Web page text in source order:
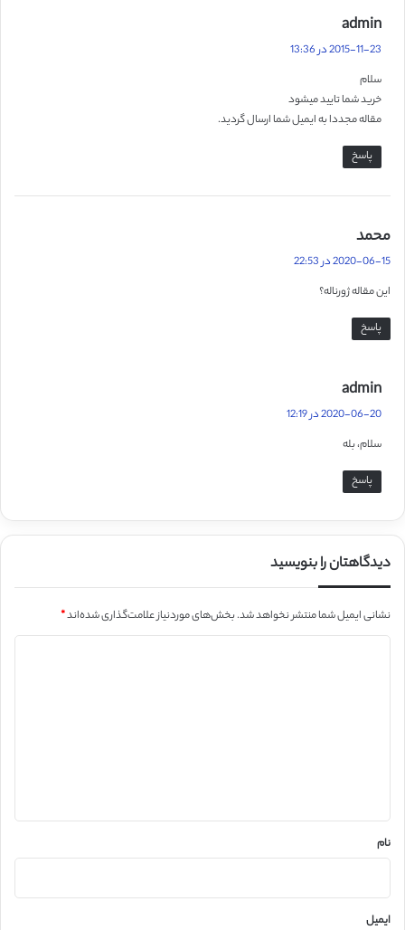
admin
ف
2015-11-23 در 13:36
سلام
خرید شما تایید میشود
مقاله مجددا به ایمیل شما ارسال گردید.
پاسخ
محمد
ف
:
2020-06-15 در 22:53
این مقاله ژورناله؟
پاسخ
admin
ف
2020-06-20 در 12:19
سلام، بله
پاسخ
دیدگاهتان را بنویسید
نشانی ایمیل شما منتشر نخواهد شد.بخش‌های موردنیاز علامت‌گذاری شده‌اند*
نام
ایمیل